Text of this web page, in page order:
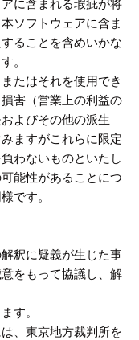
ソフトウェアに含ま
ることを含めいかな
。
たはそれを使用でき
害（営業上の利益の
よびその他の派生
ますがこれらに限定
わないものといたし
能性があることにつ
です。
釈に疑義が生じた事
をもって協議し、解
す。
、東京地方裁判所を